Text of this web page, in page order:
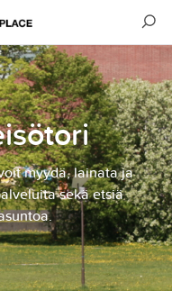
myydä, lainata ja
sekä etsiä